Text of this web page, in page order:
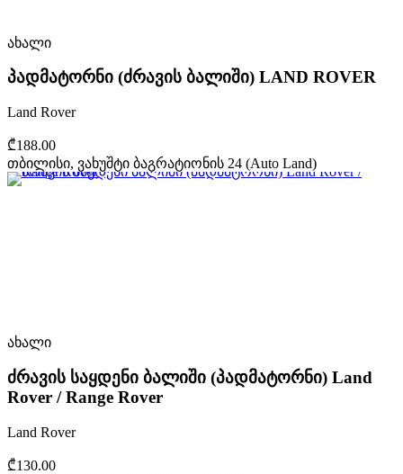
ახალი
პადმატორნი (ძრავის ბალიში) LAND ROVER
Land Rover
₾188.00
თბილისი, ვახუშტი ბაგრატიონის 24 (Auto Land)
ახალი
ძრავის საყდენი ბალიში (პადმატორნი) Land
Rover / Range Rover
Land Rover
₾130.00